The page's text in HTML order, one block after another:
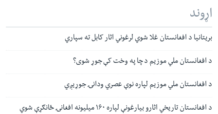
اړوند
بریتانیا د افغانستان غلا شوي لرغوني اثار کابل ته سپاري
د افغانستان ملي موزیم د چا په وخت کې جوړ شوی؟
د افغانستان ملي موزیم لپاره نوې عصري ودانۍ جوړیږي
د افغانستان تاریخي اثارو بیارغونې لپاره ۱۶۰ میلیونه افغانۍ ځانګړې شوي